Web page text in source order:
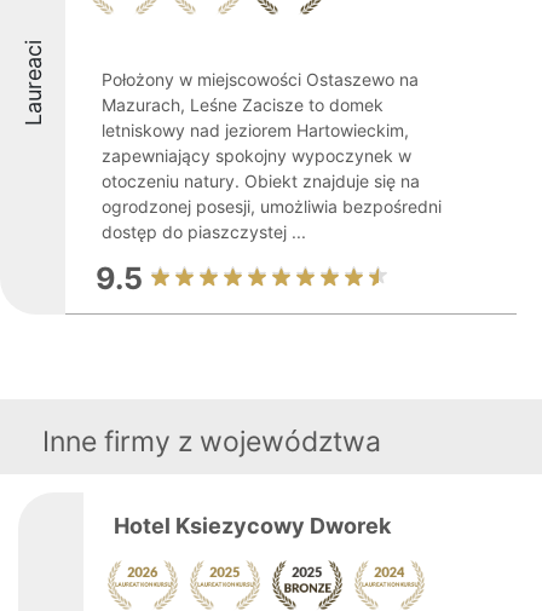
Laureaci
Położony w miejscowości Ostaszewo na
Mazurach, Leśne Zacisze to domek
letniskowy nad jeziorem Hartowieckim,
zapewniający spokojny wypoczynek w
otoczeniu natury. Obiekt znajduje się na
ogrodzonej posesji, umożliwia bezpośredni
dostęp do piaszczystej ...
9.5
Inne firmy z województwa
Hotel Ksiezycowy Dworek